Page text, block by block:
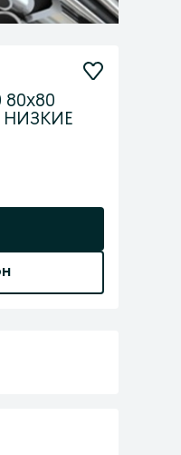
80х80
НИЗКИЕ